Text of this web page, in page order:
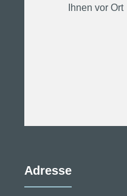
Ihnen vor Ort
Adresse